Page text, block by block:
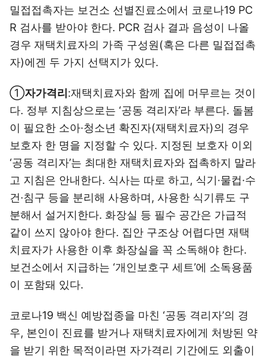
밀접접촉자는 보건소 선별진료소에서 코로나19 PC
R 검사를 받아야 한다. PCR 검사 결과 음성이 나올
경우 재택치료자의 가족 구성원(혹은 다른 밀접접촉
자)에겐 두 가지 선택지가 있다.
①자가격리 :재택치료자와 함께 집에 머무르는 것이
다. 정부 지침상으로는 ‘공동 격리자’라 부른다. 돌봄
이 필요한 소아·청소년 확진자(재택치료자)의 경우
보호자 한 명을 지정할 수 있다. 지정된 보호자 이외
‘공동 격리자’는 최대한 재택치료자와 접촉하지 말라
고 지침은 안내한다. 식사는 따로 하고, 식기·물컵·수
건·침구 등을 분리해 사용하며, 사용한 식기류도 구
분해서 설거지한다. 화장실 등 필수 공간은 가급적
같이 쓰지 않아야 한다. 집안 구조상 어렵다면 재택
치료자가 사용한 이후 화장실을 꼭 소독해야 한다.
보건소에서 지급하는 ‘개인보호구 세트’에 소독용품
이 포함돼 있다.
코로나19 백신 예방접종을 마친 ‘공동 격리자’의 경
우, 본인이 진료를 받거나 재택치료자에게 처방된 약
을 받기 위한 목적이라면 자가격리 기간에도 외출이